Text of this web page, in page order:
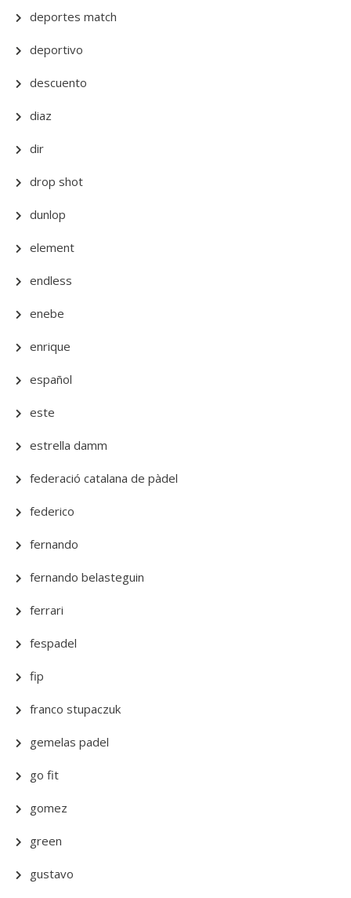
deportes match
deportivo
descuento
diaz
dir
drop shot
dunlop
element
endless
enebe
enrique
español
este
estrella damm
federació catalana de pàdel
federico
fernando
fernando belasteguin
ferrari
fespadel
fip
franco stupaczuk
gemelas padel
go fit
gomez
green
gustavo